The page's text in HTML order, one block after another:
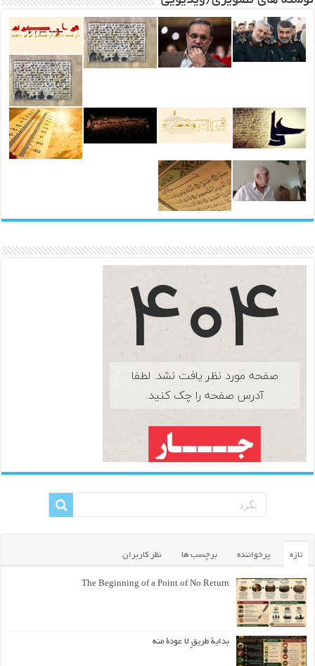
تازه پرخواننده برچسب ها نظر کاربران
The Beginning of a Point of No Return
بداية طريقٍ لا عودة منه